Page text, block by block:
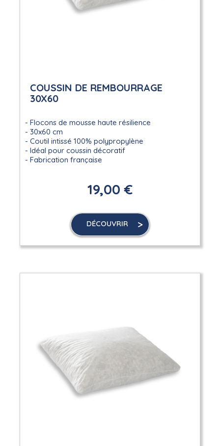
COUSSIN DE REMBOURRAGE
30X60
Flocons de mousse haute résilience
30x60 cm
Coutil intissé 100% polypropylène
Idéal pour coussin décoratif
Fabrication française
19,00 €
DÉCOUVRIR